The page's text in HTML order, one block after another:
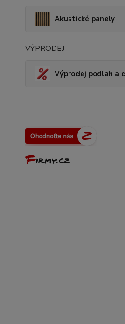
Akustické panely
VÝPRODEJ
Výprodej podlah a